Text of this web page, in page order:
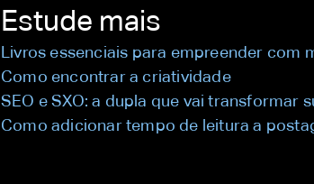
Estude mais
Livros essenciais para empreender com
Como encontrar a criatividade
SEO e SXO: a dupla que vai transformar
Como adicionar tempo de leitura a